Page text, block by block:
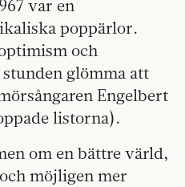
var en
poppärlor.
och
glömma att
Engelbert
listorna).
om en bättre värld,
möjligen mer